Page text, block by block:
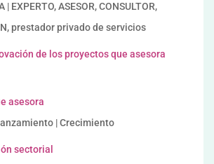
| EXPERTO, ASESOR, CONSULTOR,
prestador privado de servicios
de los proyectos que asesora
asesora
| Crecimiento
sectorial